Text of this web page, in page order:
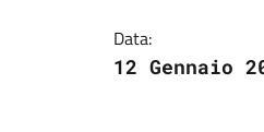
Data:
12 Gennaio